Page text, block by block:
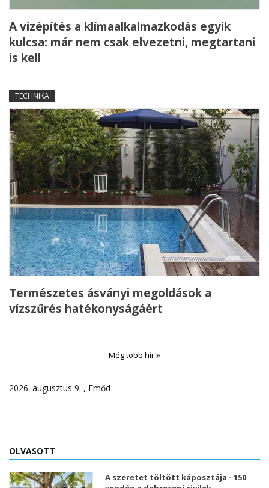
A vízépítés a klímaalkalmazkodás egyik
kulcsa: már nem csak elvezetni, megtartani
is kell
TECHNIKA
Természetes ásványi megoldások a
vízszűrés hatékonyságáért
Még több hír
2026. augusztus 9. , Emőd
OLVASOTT
A szeretet töltött káposztája - 150